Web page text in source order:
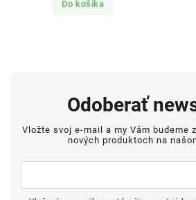
Do košíka
Odoberať
Vložte svoj e-mail a my Vám budeme
nových produktoch na